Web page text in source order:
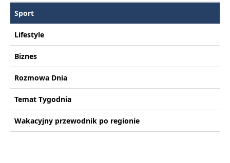
Sport
Lifestyle
Biznes
Rozmowa Dnia
Temat Tygodnia
Wakacyjny przewodnik po regionie